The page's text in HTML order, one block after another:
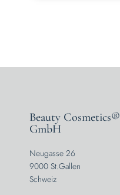
Beauty Cosmetics®
GmbH
Neugasse 26
9000 St.Gallen
Schweiz